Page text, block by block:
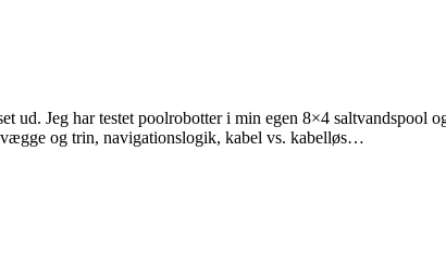
ud. Jeg har testet poolrobotter i min egen 8×4
og trin, navigationslogik, kabel vs. kabelløs…